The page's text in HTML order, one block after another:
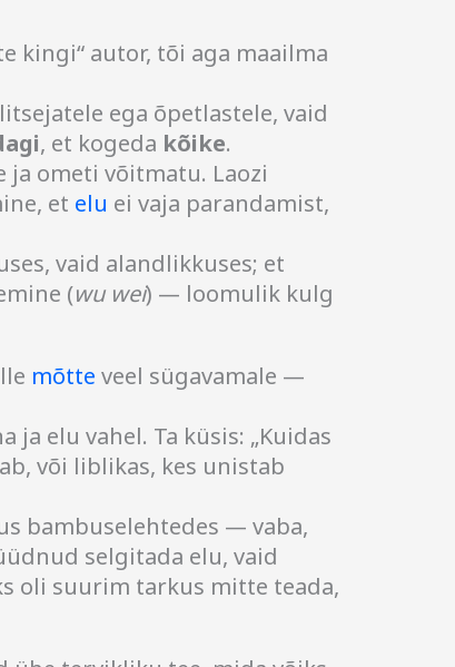
kingi“ autor, tõi aga maailma
ega õpetlastele, vaid
, et kogeda kõike.
ja ometi võitmatu. Laozi
et elu ei vaja parandamist,
vaid alandlikkuses; et
(wu wei) — loomulik kulg
mõtte veel sügavamale —
elu vahel. Ta küsis: „Kuidas
või liblikas, kes unistab
bambuselehtedes — vaba,
selgitada elu, vaid
oli suurim tarkus mitte teada,